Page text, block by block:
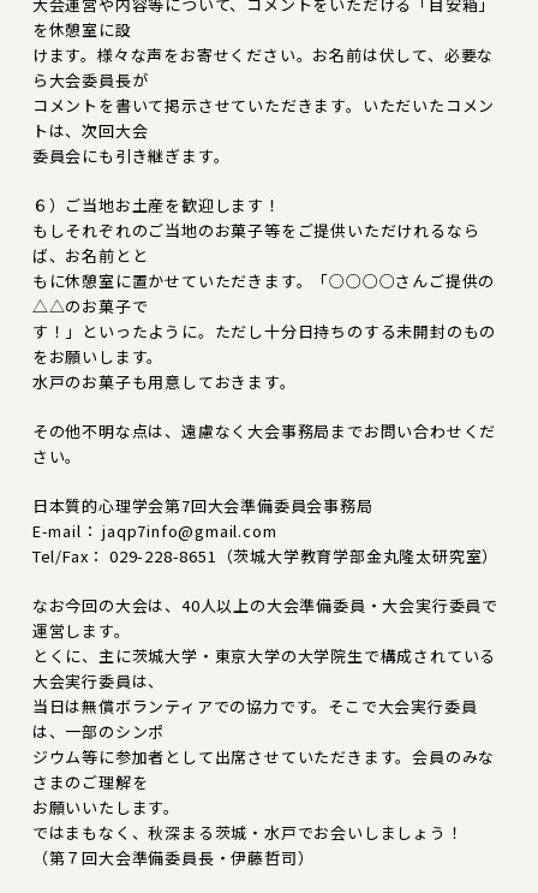
を休憩室に設
けます。様々な声をお寄せください。お名前は伏して、必要な
ら大会委員長が
コメントを書いて掲示させていただきます。いただいたコメン
トは、次回大会
委員会にも引き継ぎます。
６）ご当地お土産を歓迎します！
もしそれぞれのご当地のお菓子等をご提供いただけれるなら
ば、お名前とと
もに休憩室に置かせていただきます。「○○○○さんご提供の
△△のお菓子で
す！」といったように。ただし十分日持ちのする未開封のもの
をお願いします。
水戸のお菓子も用意しておきます。
その他不明な点は、遠慮なく大会事務局までお問い合わせくだ
さい。
日本質的心理学会第7回大会準備委員会事務局
E-mail： jaqp7info@gmail.com
Tel/Fax： 029-228-8651（茨城大学教育学部金丸隆太研究室）
なお今回の大会は、40人以上の大会準備委員・大会実行委員で
運営します。
とくに、主に茨城大学・東京大学の大学院生で構成されている
大会実行委員は、
当日は無償ボランティアでの協力です。そこで大会実行委員
は、一部のシンポ
ジウム等に参加者として出席させていただきます。会員のみな
さまのご理解を
お願いいたします。
ではまもなく、秋深まる茨城・水戸でお会いしましょう！
（第７回大会準備委員長・伊藤哲司）